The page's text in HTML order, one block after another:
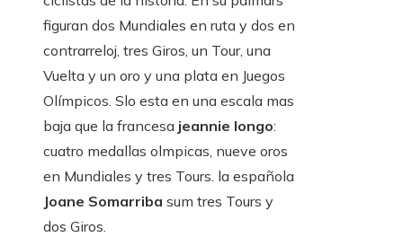
figuran dos Mundiales en ruta y dos en
contrarreloj, tres Giros, un Tour, una
Vuelta y un oro y una plata en Juegos
Olímpicos. Slo esta en una escala mas
baja que la francesa jeannie longo:
cuatro medallas olmpicas, nueve oros
en Mundiales y tres Tours. la española
Joane Somarriba sum tres Tours y
dos Giros.